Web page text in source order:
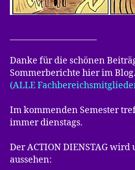
Danke für die schönen
Sommerberichte hier im Blog.
(ALLE
Im kommenden Semester
immer dienstags.
Der ACTION DIENSTAG wird
aussehen: